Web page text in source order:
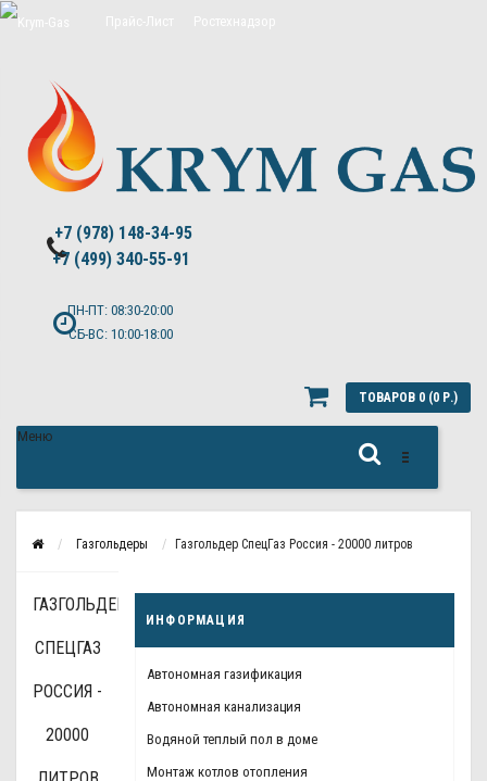
+7 (978) 148-34-95
+7 (499) 340-55-91 ​
ПН-ПТ: 08:30-20:00
СБ-ВС: 10:00-18:00
ТОВАРОВ 0 (0 Р.)
Меню
Газгольдеры Газгольдер СпецГаз Россия - 20000 литров
ИНФОРМАЦИЯ
Автономная газификация
Автономная канализация
Водяной теплый пол в доме
Монтаж котлов отопления
ГАЗГОЛЬДЕР
СПЕЦГАЗ
РОССИЯ -
20000